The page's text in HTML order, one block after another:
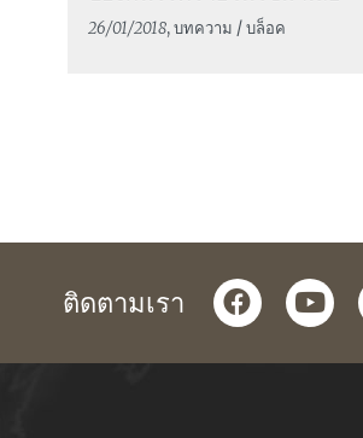
26/01/2018, บทความ / บล็อค
ติดตามเรา facebook